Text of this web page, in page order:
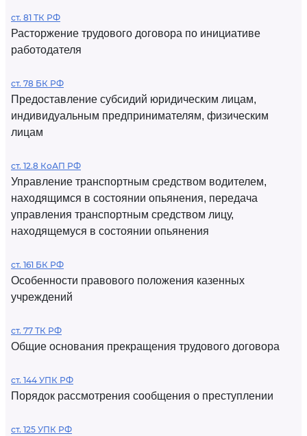
ст. 81 ТК РФ
Расторжение трудового договора по инициативе
работодателя
ст. 78 БК РФ
Предоставление субсидий юридическим лицам,
индивидуальным предпринимателям, физическим
лицам
ст. 12.8 КоАП РФ
Управление транспортным средством водителем,
находящимся в состоянии опьянения, передача
управления транспортным средством лицу,
находящемуся в состоянии опьянения
ст. 161 БК РФ
Особенности правового положения казенных
учреждений
ст. 77 ТК РФ
Общие основания прекращения трудового договора
ст. 144 УПК РФ
Порядок рассмотрения сообщения о преступлении
ст. 125 УПК РФ